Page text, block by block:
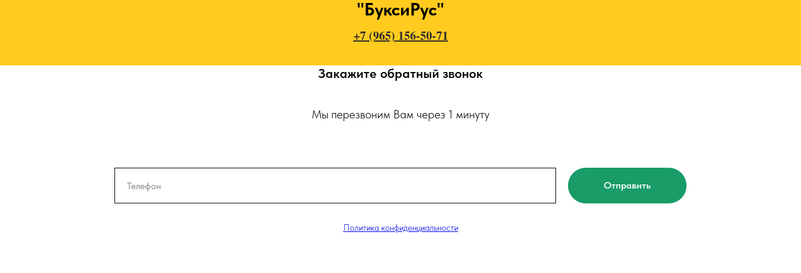
"БуксиРус"
+7 (965) 156-50-71
Закажите обратный звонок
Мы перезвоним Вам через 1 минуту
Отправить
Политика конфиденциальности